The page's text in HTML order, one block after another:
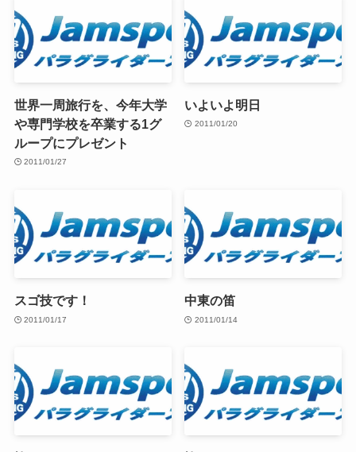
世界一周旅行を、今年大学
や専門学校を卒業する1グ
ループにプレゼント
2011/01/27
いよいよ明日
2011/01/20
スゴ技です！
2011/01/17
中東の笛
2011/01/14